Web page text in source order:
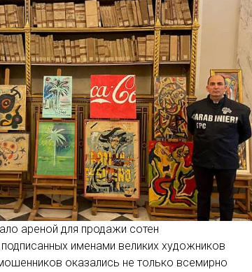
ареной для продажи сотен
именами великих художников
оказались не только всемирно